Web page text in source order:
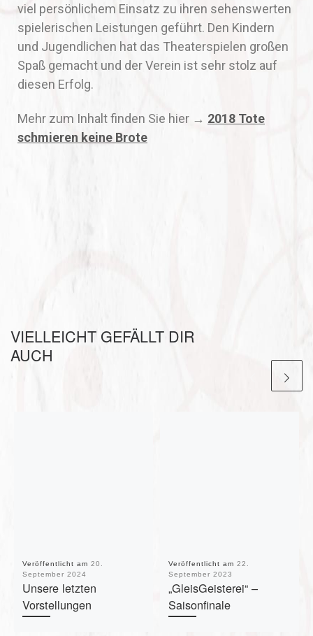
viel persönlichem Einsatz zu ihren sehenswerten
spielerischen Leistungen geführt. Den Kindern
und Jugendlichen hat das Theaterspielen großen
Spaß gemacht und der Verein ist sehr stolz auf
diesen Erfolg.
Mehr zum Inhalt finden Sie hier → 2018 Tote
schmieren keine Brote
VIELLEICHT GEFÄLLT DIR
AUCH
Veröffentlicht am 20.
September 2024
Unsere letzten
Vorstellungen
Veröffentlicht am 22.
September 2023
„GleisGeisterei“ –
Saisonfinale